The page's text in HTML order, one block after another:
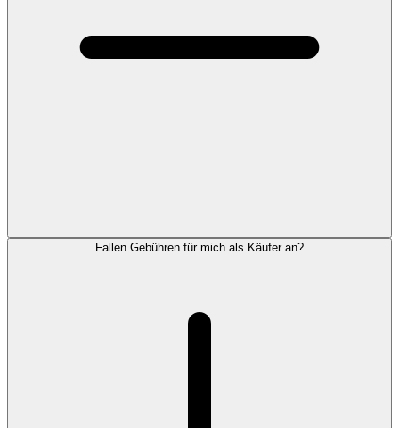
Fallen Gebühren für mich als Käufer an?